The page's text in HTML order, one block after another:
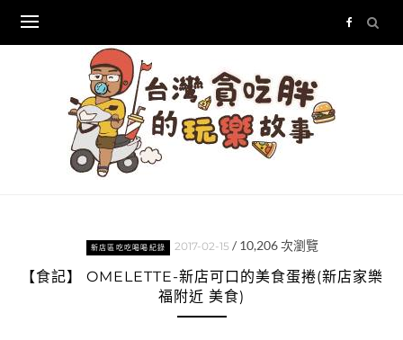
content
新店區吃吃喝喝紀錄 2017-02-15 / 10,206次瀏覽
【食記】 OMELETTE-新店可口的美食蛋捲(新店家樂
福附近 美食)